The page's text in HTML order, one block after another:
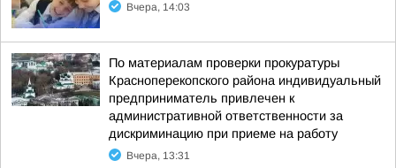
Вчера, 14:03
По материалам проверки прокуратуры
Красноперекопского района индивидуальный
предприниматель привлечен к
административной ответственности за
дискриминацию при приеме на работу
Вчера, 13:31